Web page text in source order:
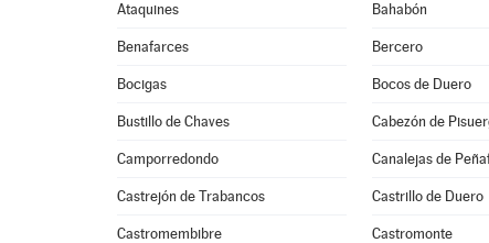
Ataquines Bahabón
Benafarces Bercero
Bocigas Bocos de Duero
Bustillo de Chaves Cabezón de
Camporredondo Canalejas de
Castrejón de Trabancos Castrillo de Duero
Castromembibre Castromonte